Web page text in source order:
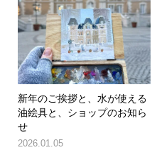
新年のご挨拶と、水が使える
油絵具と、ショップのお知ら
せ
2026.01.05